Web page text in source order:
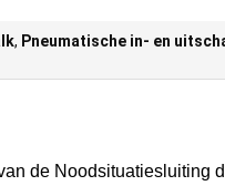
, Pneumatische in- en
de Noodsituatiesluiting